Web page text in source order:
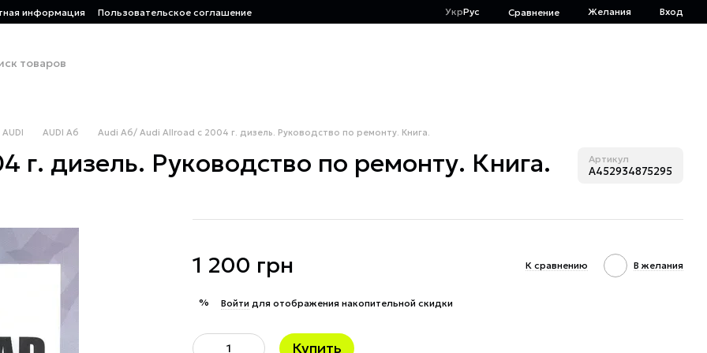
информация Пользовательское соглашение УкрРус Сравнение Желания Вход
AUDI AUDI A6 Audi A6/ Audi Allroad с 2004 г. дизель. Руководство по ремонту. Книга.
г. дизель. Руководство по ремонту. Книга. Артикул
A452934875295
1 200 грн К сравнению В желания
% Войти для отображения накопительной скидки
Купить